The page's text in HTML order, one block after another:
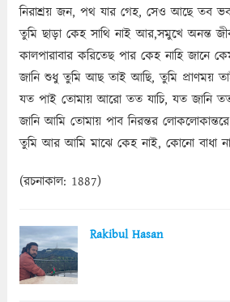
নিরাশ্রয় জন, পথ যার গেহ, সেও আছে তব
তুমি ছাড়া কেহ সাথি নাই আর,সমুখে অনন্ত
কালপারাবার করিতেছ পার কেহ নাহি জানে
জানি শুধু তুমি আছ তাই আছি, তুমি প্রাণময়
যত পাই তোমায় আরো তত যাচি, যত জানি
জানি আমি তোমায় পাব নিরন্তর
তুমি আর আমি মাঝে কেহ নাই, কোনো বাধা
(রচনাকাল: 1887)
Rakibul Hasan